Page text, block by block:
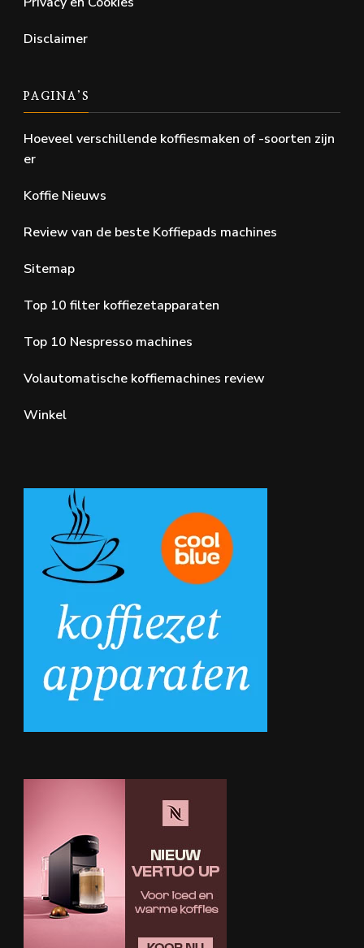
Disclaimer
PAGINA’S
Hoeveel verschillende koffiesmaken of -soorten zijn
er
Koffie Nieuws
Review van de beste Koffiepads machines
Sitemap
Top 10 filter koffiezetapparaten
Top 10 Nespresso machines
Volautomatische koffiemachines review
Winkel